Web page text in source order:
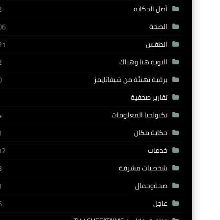
أصل الحكاية
الصحة
الطقس
النوبة هنا وهناك
برقية تهنئة من شيفاتايمز
تقارير صحفية
تكنولجيا المعلومات
حكاية مكان
خدمات
شخصيات مشرفة
صحةوجمال
عاجل